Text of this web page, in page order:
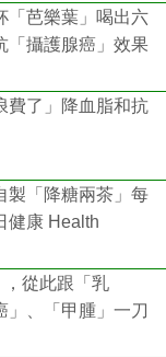
「芭樂葉」喝出六
「攝護腺癌」效果
費了」降血脂和抗
製「降糖兩茶」每
健康 Health
從此跟「乳
」、「甲腫」一刀